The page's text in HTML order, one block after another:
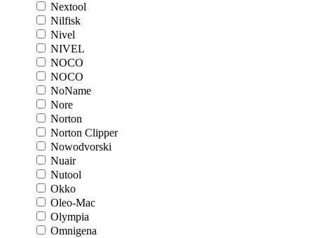
Nextool
Nilfisk
Nivel
NIVEL
NOCO
NOCO
NoName
Nore
Norton
Norton Clipper
Nowodvorski
Nuair
Nutool
Okko
Oleo-Mac
Olympia
Omnigena